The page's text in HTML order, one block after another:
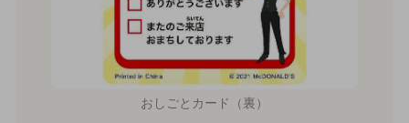
おしごとカード（裏）